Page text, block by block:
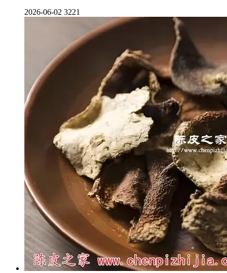
2026-06-02 3221